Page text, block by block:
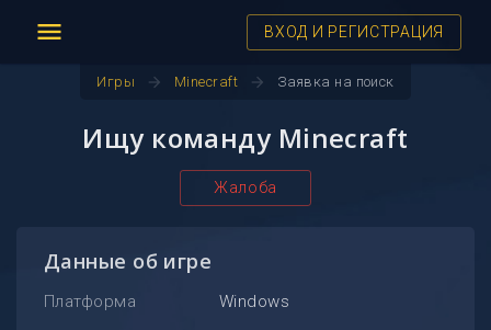
menu ВХОД И РЕГИСТРАЦИЯ
Игры arrow_forward Minecraft arrow_forward Заявка на поиск
Ищу команду Minecraft
Жалоба
Данные об игре
Платформа Windows